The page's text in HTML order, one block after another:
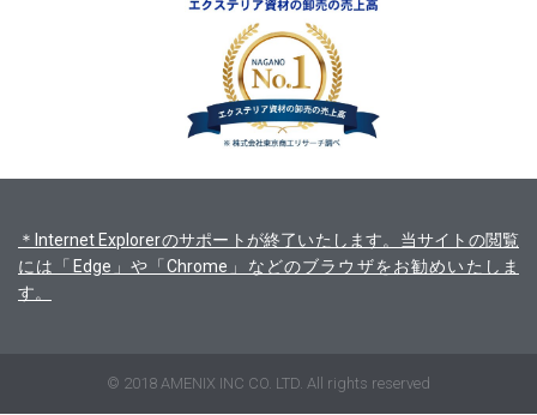
＊Internet Explorerのサポートが終了いたします。当サイトの閲覧
には「Edge」や「Chrome」などのブラウザをお勧めいたしま
す。
© 2018 AMENIX INC CO. LTD. All rights reserved